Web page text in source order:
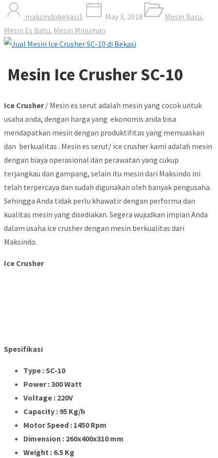
maksindobekasi1 May 3, 2018 Mesin Baru,
Mesin Es Batu, Mesin Minuman
Mesin Ice Crusher SC-10
Ice Crusher/ Mesin es serut adalah mesin yang cocok untuk
usaha anda, dengan harga yang ekonomis anda bisa
mendapatkan mesin dengan produktifitas yang memuaskan
dan berkualitas . Mesin es serut/ ice crusher kami adalah mesin
dengan biaya operasional dan perawatan yang cukup
terjangkau dan gampang, selain itu mesin dari Maksindo ini
telah terpercaya dan sudah digunakan oleh banyak pengusaha.
Sehingga Anda tidak perlu khawatir dengan performa dan
kualitas mesin yang disediakan. Segera wujudkan impian Anda
dalam usaha ice crusher dengan mesin berkualitas dari
Maksindo.
Ice Crusher
Spesifikasi
Type : SC-10
Power : 300 Watt
Voltage : 220V
Capacity : 95 Kg/h
Motor Speed : 1450 Rpm
Dimension : 260x400x310 mm
Weight : 6.5 Kg